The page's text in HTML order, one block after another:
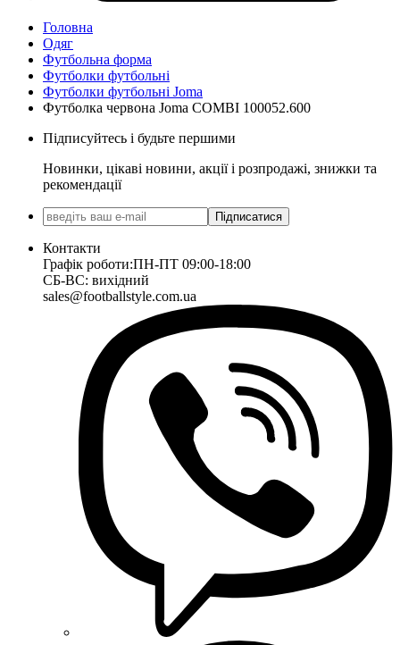
Головна
Одяг
Футбольна форма
Футболки футбольні
Футболки футбольні Joma
Футболка червона Joma COMBI 100052.600
Підписуйтесь і будьте першими
Новинки, цікаві новини, акції і розпродажі, знижки та
рекомендації
Підписатися
Контакти
Графік роботи:ПН-ПТ 09:00-18:00
СБ-ВС: вихідний
sales@footballstyle.com.ua